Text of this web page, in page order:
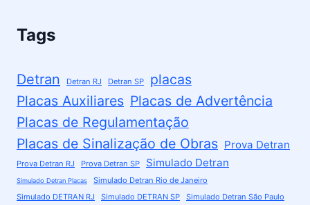
Tags
Detran Detran RJ Detran SP
placas
Placas Auxiliares Placas de Advertência
Placas de Regulamentação
Placas de Sinalização de Obras Prova Detran
Prova Detran RJ Prova Detran SP Simulado Detran
Simulado Detran Placas
Simulado Detran Rio de Janeiro
Simulado DETRAN RJ
Simulado DETRAN SP Simulado Detran São Paulo